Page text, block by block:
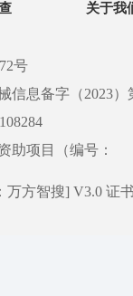
关于我
号
信息备字（2023）
助项目（编号：
方智搜] V3.0 证